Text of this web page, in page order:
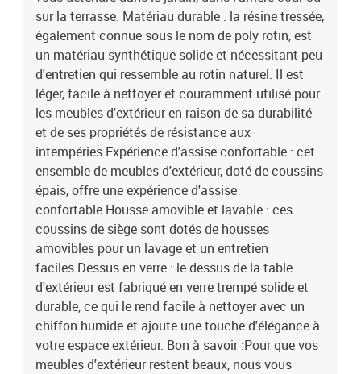
sur la terrasse. Matériau durable : la résine tressée,
également connue sous le nom de poly rotin, est
un matériau synthétique solide et nécessitant peu
d'entretien qui ressemble au rotin naturel. Il est
léger, facile à nettoyer et couramment utilisé pour
les meubles d'extérieur en raison de sa durabilité
et de ses propriétés de résistance aux
intempéries.Expérience d'assise confortable : cet
ensemble de meubles d'extérieur, doté de coussins
épais, offre une expérience d'assise
confortable.Housse amovible et lavable : ces
coussins de siège sont dotés de housses
amovibles pour un lavage et un entretien
faciles.Dessus en verre : le dessus de la table
d'extérieur est fabriqué en verre trempé solide et
durable, ce qui le rend facile à nettoyer avec un
chiffon humide et ajoute une touche d'élégance à
votre espace extérieur. Bon à savoir :Pour que vos
meubles d'extérieur restent beaux, nous vous